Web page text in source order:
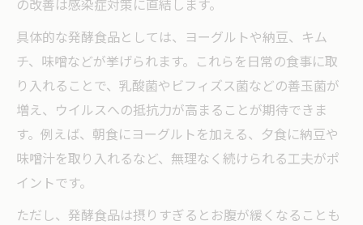
の改善は感染症対策に直結します。
具体的な発酵食品としては、ヨーグルトや納豆、キム
チ、味噌などが挙げられます。これらを日常の食事に取
り入れることで、乳酸菌やビフィズス菌などの善玉菌が
増え、ウイルスへの抵抗力が高まることが期待できま
す。例えば、朝食にヨーグルトを加える、夕食に納豆や
味噌汁を取り入れるなど、無理なく続けられる工夫がポ
イントです。
ただし、発酵食品は摂りすぎるとお腹が緩くなることも